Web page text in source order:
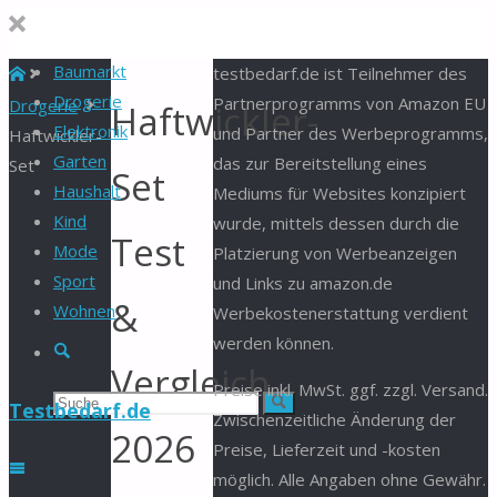
Baumarkt
Drogerie
Elektronik
Garten
Haushalt
Kind
Mode
Sport
Wohnen
Suche
Suchen Suche
Testbedarf.de
Start
Drogerie
Haftwickler-
Set
Haftwickler-
Set
Test
&
Vergleich
2026
testbedarf.de ist Teilnehmer des
Partnerprogramms von Amazon EU
und Partner des Werbeprogramms,
das zur Bereitstellung eines
Mediums für Websites konzipiert
wurde, mittels dessen durch die
Platzierung von Werbeanzeigen
und Links zu amazon.de
Werbekostenerstattung verdient
werden können.
Preise inkl. MwSt. ggf. zzgl. Versand.
Zwischenzeitliche Änderung der
Preise, Lieferzeit und -kosten
möglich. Alle Angaben ohne Gewähr.